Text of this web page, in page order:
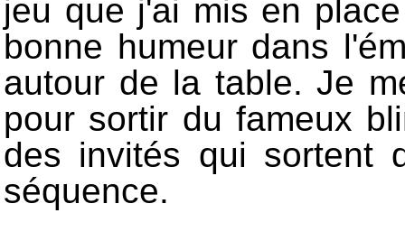
jeu que j'ai mis en
bonne humeur dans
autour de la table. Je
pour sortir du fameux
des invités qui sortent
séquence.